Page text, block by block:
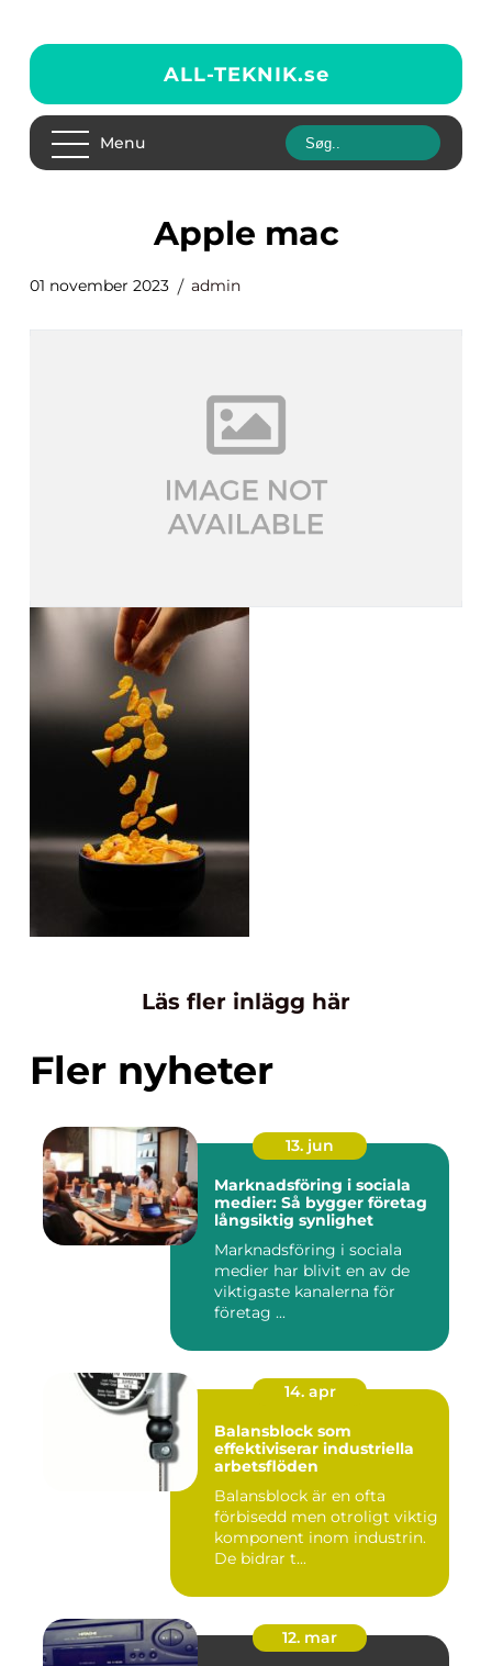
ALL-TEKNIK.se
Menu
apple mac
01 november 2023 admin
Läs fler inlägg här
Fler nyheter
13. jun
Marknadsföring i sociala
medier: Så bygger företag
långsiktig synlighet
Marknadsföring i sociala
medier har blivit en av de
viktigaste kanalerna för
företag ...
14. apr
Balansblock som
effektiviserar industriella
arbetsflöden
Balansblock är en ofta
förbisedd men otroligt viktig
komponent inom industrin.
De bidrar t...
12. mar